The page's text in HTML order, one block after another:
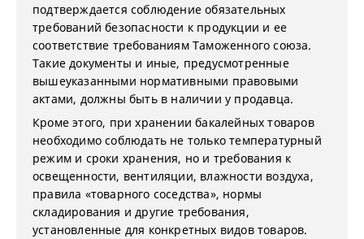
подтверждается соблюдение обязательных
требований безопасности к продукции и ее
соответствие требованиям Таможенного союза.
Такие документы и иные, предусмотренные
вышеуказанными нормативными правовыми
актами, должны быть в наличии у продавца.
Кроме этого, при хранении бакалейных товаров
необходимо соблюдать не только температурный
режим и сроки хранения, но и требования к
освещенности, вентиляции, влажности воздуха,
правила «товарного соседства», нормы
складирования и другие требования,
установленные для конкретных видов товаров.